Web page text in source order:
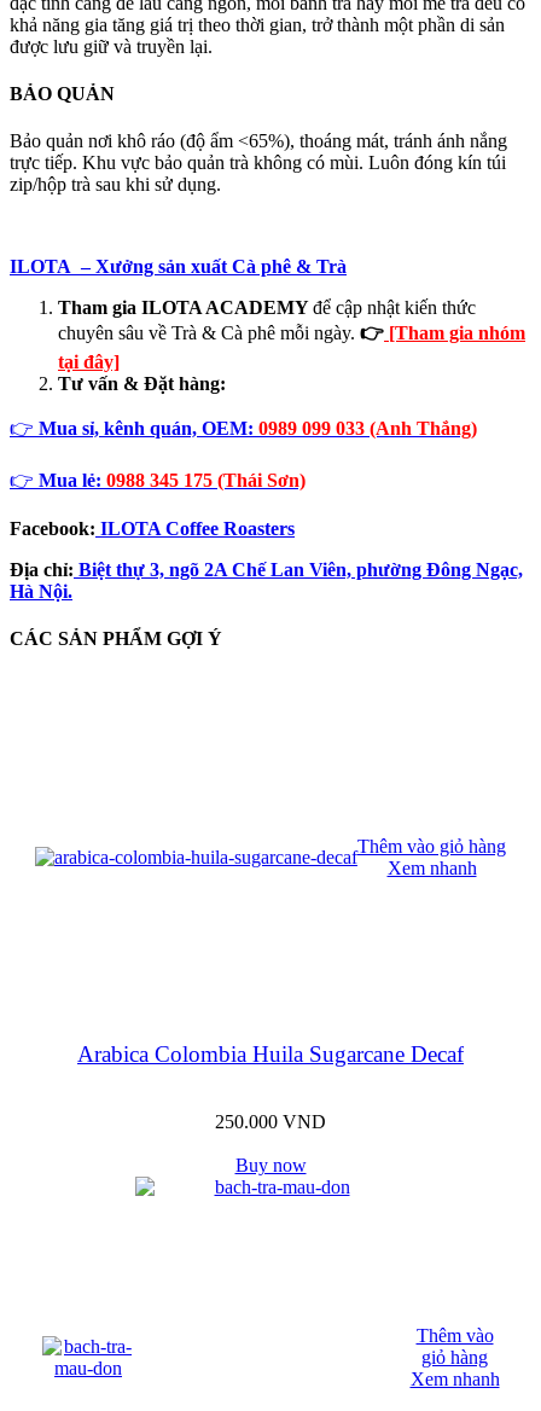
khả năng gia tăng giá trị theo thời gian, trở thành một phần di sản
được lưu giữ và truyền lại.
BẢO QUẢN
Bảo quản nơi khô ráo (độ ẩm <65%), thoáng mát, tránh ánh nắng
trực tiếp. Khu vực bảo quản trà không có mùi. Luôn đóng kín túi
zip/hộp trà sau khi sử dụng.
ILOTA – Xưởng sản xuất Cà phê & Trà
Tham gia ILOTA ACADEMYđể cập nhật kiến thức
chuyên sâu về Trà & Cà phê mỗi ngày. 👉 [Tham gia nhóm
tại đây]
Tư vấn & Đặt hàng:
👉 Mua sỉ, kênh quán, OEM: 0989 099 033 (Anh Thắng)
👉 Mua lẻ: 0988 345 175 (Thái Sơn)
Facebook: ILOTA Coffee Roasters
Địa chỉ: Biệt thự 3, ngõ 2A Chế Lan Viên, phường Đông Ngạc,
Hà Nội.
CÁC SẢN PHẨM GỢI Ý
Thêm vào giỏ hàng
Xem nhanh
Arabica Colombia Huila Sugarcane Decaf
250.000 VND
Buy now
Thêm vào
giỏ hàng
Xem nhanh